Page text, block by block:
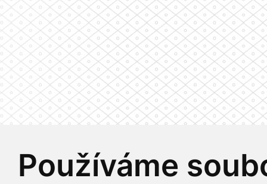
Používáme